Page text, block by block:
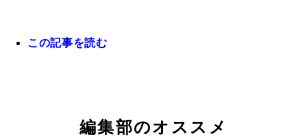
この記事を読む
編集部のオススメ